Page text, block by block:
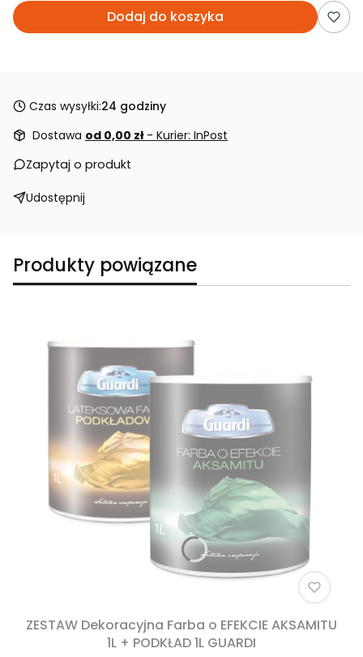
Dodaj do koszyka
Czas wysyłki:24 godziny
Dostawa od 0,00 zł - Kurier: InPost
Zapytaj o produkt
Udostępnij
Produkty powiązane
ZESTAW Dekoracyjna Farba o EFEKCIE AKSAMITU
1L + PODKŁAD 1L GUARDI